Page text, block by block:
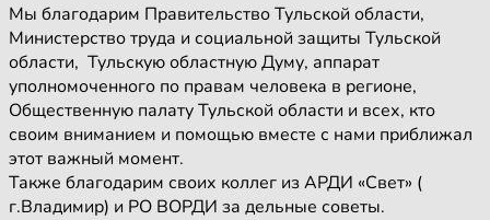
Мы благодарим Правительство Тульской области,
Министерство труда и социальной защиты Тульской
области, Тульскую областную Думу, аппарат
уполномоченного по правам человека в регионе,
Общественную палату Тульской области и всех, кто
своим вниманием и помощью вместе с нами приближал
этот важный момент.
Также благодарим своих коллег из АРДИ «Свет» (
г.Владимир) и РО ВОРДИ за дельные советы.